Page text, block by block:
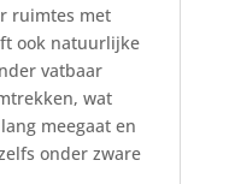
ruimtes met
ook natuurlijke
vatbaar
wat
meegaat en
onder zware